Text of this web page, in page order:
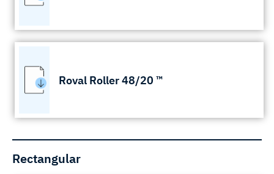
Roval Roller 48/20 ™
Rectangular